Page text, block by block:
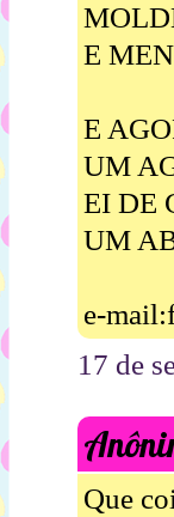
E
E
UM
EI DE
UM
e-
17 de
Que